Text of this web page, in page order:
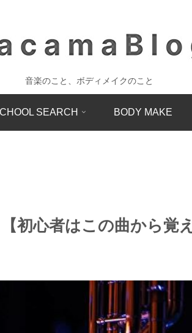
音楽のこと、ボディメイクのこと
SEARCH BODY MAKE
初心者はこの曲から覚え